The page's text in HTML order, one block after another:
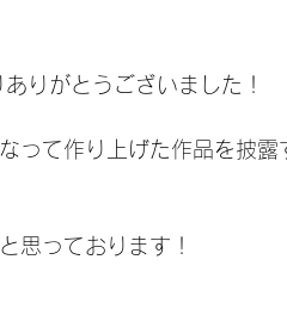
りがとうございました！
って作り上げた作品を披露
思っております！